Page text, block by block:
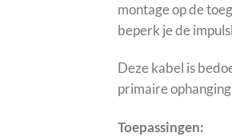
montage op de
beperk je de
Deze kabel is
primaire
Toepassingen: